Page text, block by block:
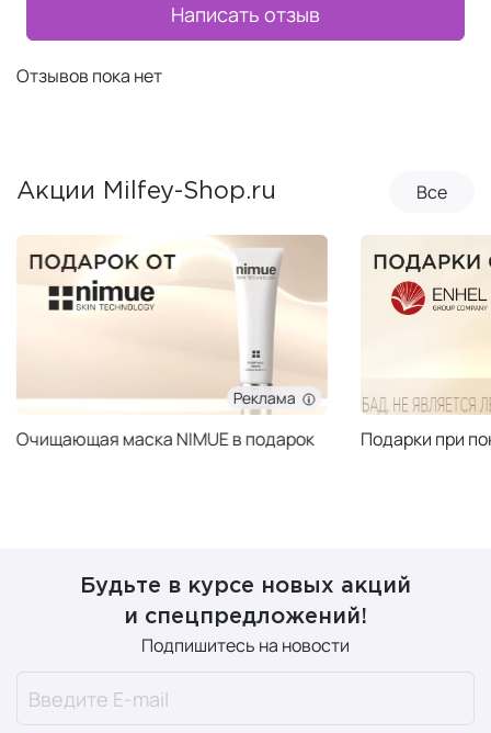
Написать отзыв
Отзывов пока нет
Акции Milfey-Shop.ru Все
Реклама
Очищающая маска NIMUE в подарок Подарки при
Будьте в курсе новых акций
и спецпредложений!
Подпишитесь на новости